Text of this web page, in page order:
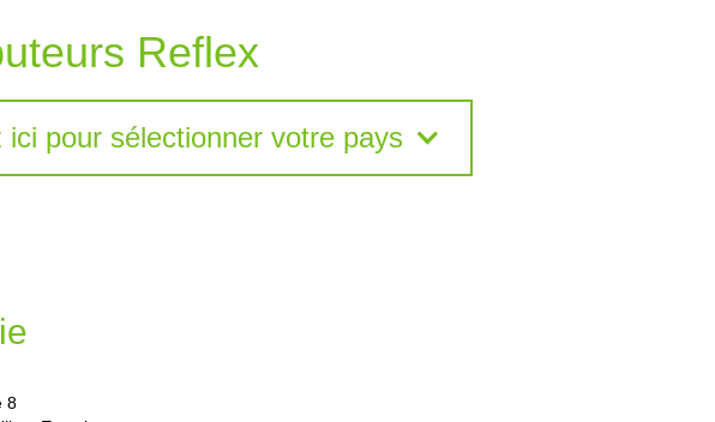
Reflex
ici pour sélectionner votre pays
8